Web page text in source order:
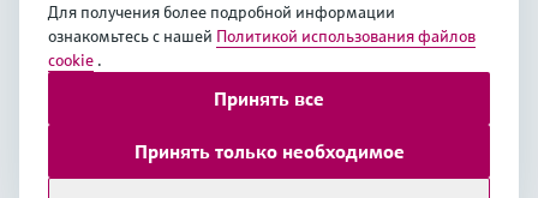
EUS•Русский
Copyright © Endress+Hauser Group Services AG
Выходные данныеУсловияData Protection
Legal Information
Для получения более подробной информации
ознакомьтесь с нашей Политикой использования файлов
cookie .
Принять только необходимое
Принять все